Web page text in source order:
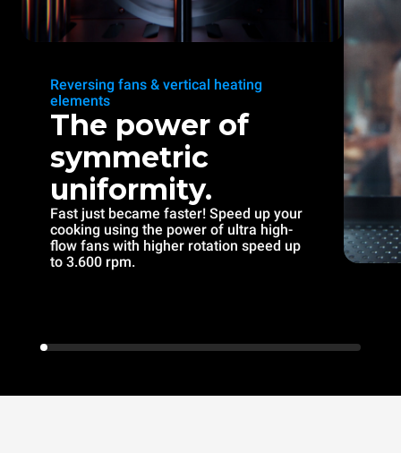
Reversing fans & vertical heating
elements
The power of
symmetric
uniformity.
Fast just became faster! Speed up your
cooking using the power of ultra high-
flow fans with higher rotation speed up
to 3.600 rpm.